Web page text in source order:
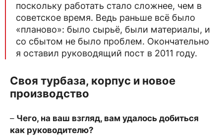
поскольку работать стало сложнее, чем в
советское время. Ведь раньше всё было
«планово»: было сырьё, были материалы, и
со сбытом не было проблем. Окончательно
я оставил руководящий пост в 2011 году.
Своя турбаза, корпус и новое
производство
– Чего, на ваш взгляд, вам удалось добиться
как руководителю?